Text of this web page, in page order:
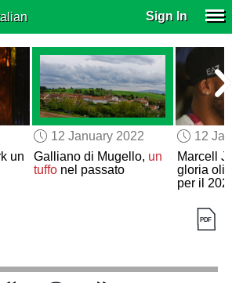
Sign In
un
12 January 2022
Galliano di Mugello, un
tuffonel passato
12
Marcell
gloria
per il